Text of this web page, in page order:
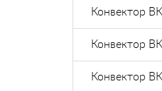
Конвектор
Конвектор
Конвектор